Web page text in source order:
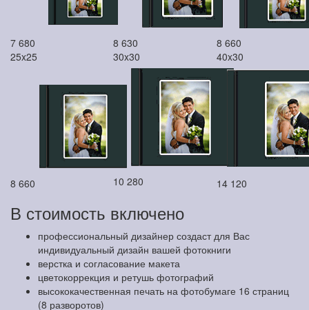
7 680 8 630
8 660
25x25
8 660
30x30
10 280
40x30
14 120
В стоимость включено
профессиональный дизайнер создаст для Вас
индивидуальный дизайн вашей фотокниги
верстка и согласование макета
цветокоррекция и ретушь фотографий
высококачественная печать на фотобумаге 16 страниц
(8 разворотов)